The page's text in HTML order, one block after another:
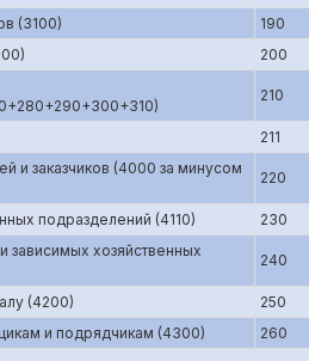
(3100)
190
200
210
211
и заказчиков (4000 за минусом
220
подразделений (4110)
230
зависимых хозяйственных
240
(4200)
250
и подрядчикам (4300)
260